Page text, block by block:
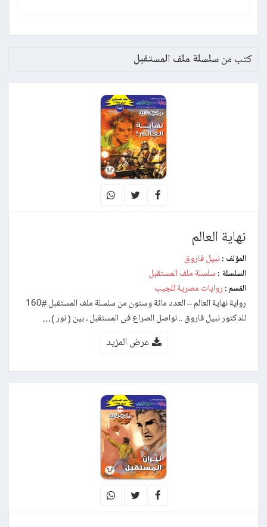
كتب من سلسلة ملف المستقبل
نهاية العالم
المؤلف : نبيل فاروق
السلسلة : سلسلة ملف المستقبل
القسم : روايات مصرية للجيب
رواية نهاية العالم – العدد مائة وستون من سلسلة ملف المستقبل #160
للدكتور نبيل فاروق .. تواصل الصراع فى المستقبل ، بين ( نور )…
عرض المزيد